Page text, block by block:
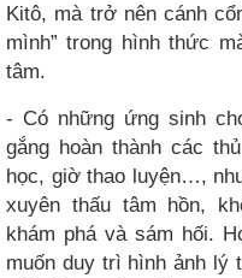
Kitô, mà trở nên cánh
mình” trong hình thức
tâm.
- Có những ứng sinh
gắng hoàn thành các
học, giờ thao luyện…,
xuyên thấu tâm hồn,
khám phá và sám hối.
muốn duy trì hình ảnh lý